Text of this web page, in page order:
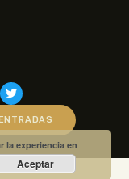
la experiencia en
Aceptar